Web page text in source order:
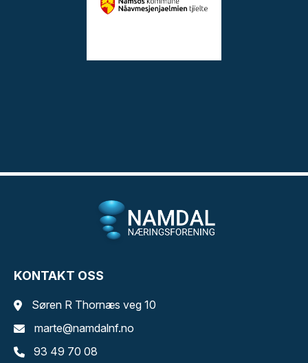
KONTAKT OSS
Søren R Thornæs veg 10
marte@namdalnf.no
93 49 70 08